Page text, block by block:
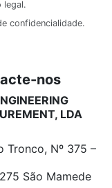
legal.
confidencialidade.
nos
LDA
Tronco, Nº 375 –
São Mamede